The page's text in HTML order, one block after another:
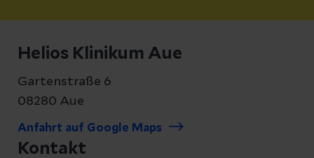
Helios Klinikum Aue
Gartenstraße 6
08280 Aue
Anfahrt auf Google Maps
Kontakt